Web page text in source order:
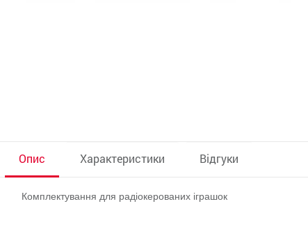
Опис
Комплектування для радіокерованих іграшок
Характеристики Відгуки